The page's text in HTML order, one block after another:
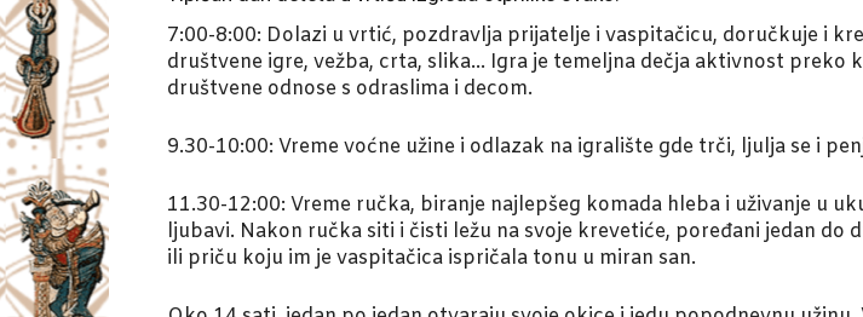
7:00-8:00: Dolazi u vrtić, pozdravlja prijatelje i vaspitačicu, doručkuje i
društvene igre, vežba, crta, slika… Igra je temeljna dečja aktivnost preko
društvene odnose s odraslima i decom.
9.30-10:00: Vreme voćne užine i odlazak na igralište gde trči, ljulja se i
11.30-12:00: Vreme ručka, biranje najlepšeg komada hleba i uživanje u
ljubavi. Nakon ručka siti i čisti ležu na svoje krevetiće, poređani jedan
ili priču koju im je vaspitačica ispričala tonu u miran san.